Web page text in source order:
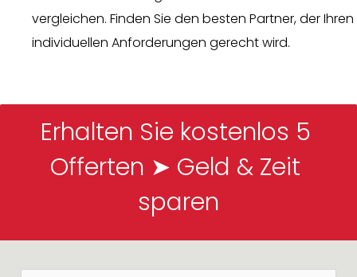
vergleichen. Finden Sie den besten Partner, der Ihren
individuellen Anforderungen gerecht wird.
Erhalten Sie kostenlos 5
Offerten ➤ Geld & Zeit
sparen